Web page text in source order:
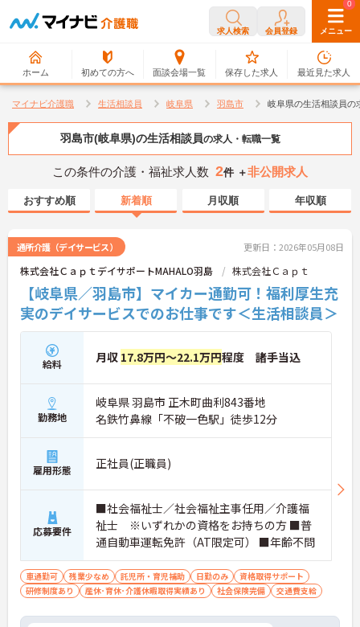
求人検索 会員登録 メニュー
ホーム 初めての方へ 面談会場一覧
0
保存した求人
0
最近見た求人
マイナビ介護職 生活相談員 岐阜県 羽島市 岐阜県の生活相談員の
羽島市(岐阜県)の生活相談員の求人・転職一覧
この条件の介護・福祉求人数 2件 ＋非公開求人
おすすめ順 新着順 月収順 年収順
通所介護（デイサービス） 更新日：2026年05月08日
株式会社ＣａｐｔデイサポートMAHALO羽島 株式会社Ｃａｐｔ
【岐阜県／羽島市】マイカー通勤可！福利厚生充
実のデイサービスでのお仕事です＜生活相談員＞
給料 月収 17.8万円～22.1万円程度 諸手当込
勤務地
岐阜県 羽島市 正木町曲利843番地
名鉄竹鼻線「不破一色駅」徒歩12分
雇用形態 正社員(正職員)
応募要件
■社会福祉士／社会福祉主事任用／介護福
祉士 ※いずれかの資格をお持ちの方 ■普
通自動車運転免許（AT限定可） ■年齢不問
車通勤可 残業少なめ 託児所・育児補助 日勤のみ
資格取得サポート
研修制度あり
産休･育休･介護休暇取得実績あり 社会保険完備 交通費支給